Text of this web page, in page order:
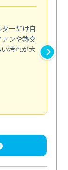
ーだけ自
ンや熱交
汚れが大